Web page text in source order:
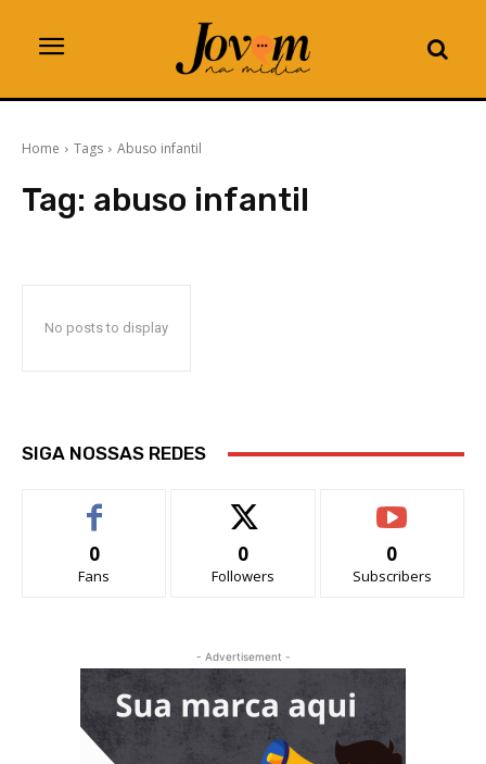
Home Tags Abuso infantil
Tag: abuso infantil
No posts to display
SIGA NOSSAS REDES
0
Fans
0
Followers
0
Subscribers
- Advertisement -